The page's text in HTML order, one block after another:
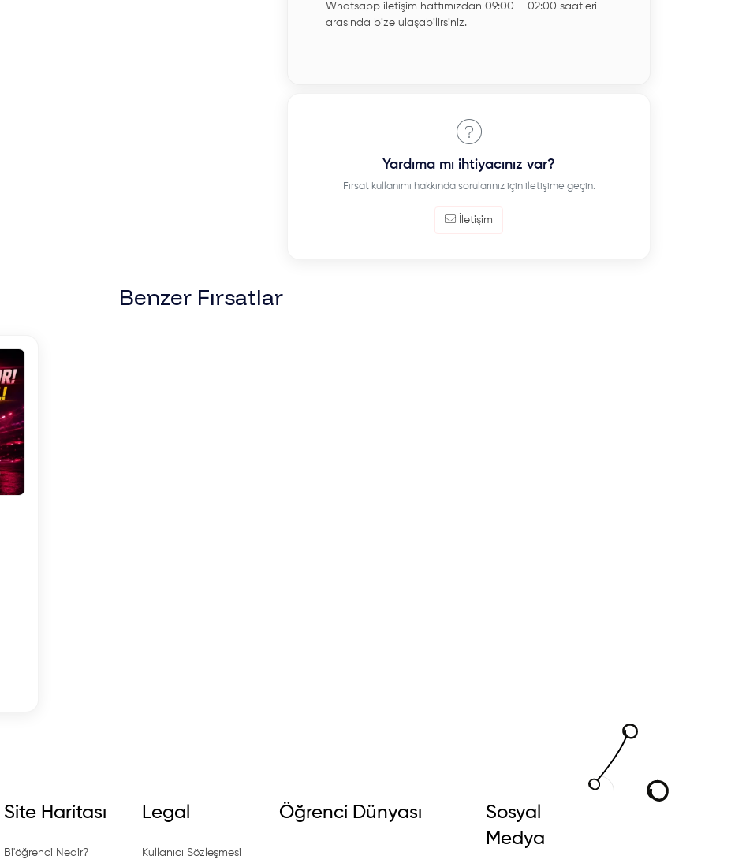
Whatsapp iletişim hattımızdan 09:00 – 02:00 saatleri
arasında bize ulaşabilirsiniz.
Yardıma mı ihtiyacınız var?
Fırsat kullanımı hakkında sorularınız için iletişime geçin.
İletişim
Benzer Fırsatlar
Site Haritası
Bi'öğrenci Nedir?
Legal
Kullanıcı Sözleşmesi
Öğrenci Dünyası
-
Sosyal
Medya